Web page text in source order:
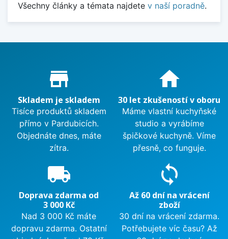
Všechny články a témata najdete v naší poradně.
Proč nakupovat u nás?
store_mall_directory
Skladem je skladem
Tisíce produktů skladem
přímo v Pardubicích.
Objednáte dnes, máte
zítra.
home
30 let zkušeností v oboru
Máme vlastní kuchyňské
studio a vyrábíme
špičkové kuchyně. Víme
přesně, co funguje.
local_shipping
Doprava zdarma od
3 000 Kč
Nad 3 000 Kč máte
dopravu zdarma. Ostatní
sync
Až 60 dní na vrácení
zboží
30 dní na vrácení zdarma.
Potřebujete víc času? Až